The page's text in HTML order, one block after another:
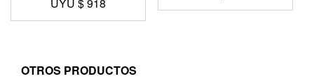
OTROS PRODUCTOS